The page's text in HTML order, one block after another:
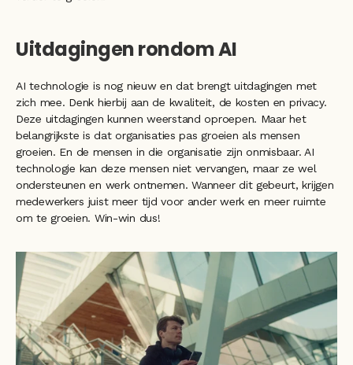
Uitdagingen rondom AI
AI technologie is nog nieuw en dat brengt uitdagingen met
zich mee. Denk hierbij aan de kwaliteit, de kosten en privacy.
Deze uitdagingen kunnen weerstand oproepen. Maar het
belangrijkste is dat organisaties pas groeien als mensen
groeien. En de mensen in die organisatie zijn onmisbaar. AI
technologie kan deze mensen niet vervangen, maar ze wel
ondersteunen en werk ontnemen. Wanneer dit gebeurt, krijgen
medewerkers juist meer tijd voor ander werk en meer ruimte
om te groeien. Win-win dus!